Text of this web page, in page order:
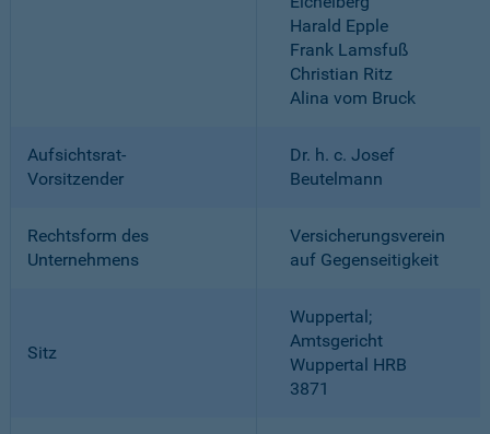
Harald Epple
Frank Lamsfuß
Christian Ritz
Alina vom Bruck
Aufsichtsrat-
Vorsitzender
Dr. h. c. Josef
Beutelmann
Rechtsform des
Unternehmens
Versicherungsverein
auf Gegenseitigkeit
Sitz
Wuppertal;
Amtsgericht
Wuppertal HRB
3871